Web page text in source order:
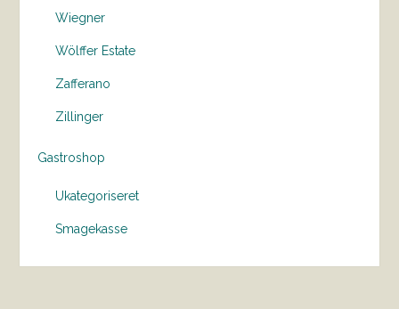
Wiegner
Wölffer Estate
Zafferano
Zillinger
Gastroshop
Ukategoriseret
Smagekasse